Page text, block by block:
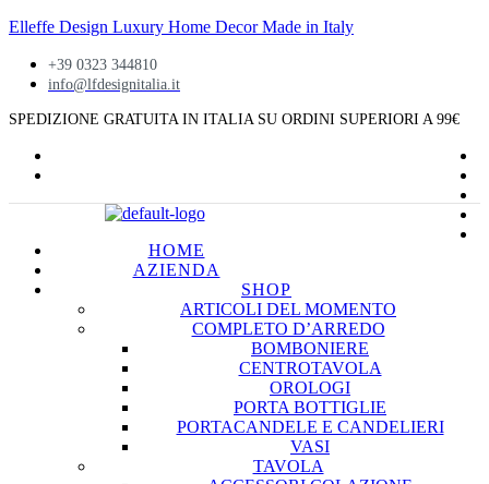
Elleffe Design Luxury Home Decor Made in Italy
+39 0323 344810
info@lfdesignitalia.it
SPEDIZIONE GRATUITA IN ITALIA SU ORDINI SUPERIORI A 99€
HOME
AZIENDA
SHOP
ARTICOLI DEL MOMENTO
COMPLETO D’ARREDO
BOMBONIERE
CENTROTAVOLA
OROLOGI
PORTA BOTTIGLIE
PORTACANDELE E CANDELIERI
VASI
TAVOLA